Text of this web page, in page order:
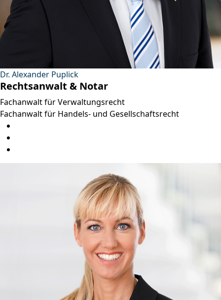
Dr. Alexander Puplick
Rechtsanwalt & Notar
Fachanwalt für Verwaltungsrecht
Fachanwalt für Handels- und Gesellschaftsrecht